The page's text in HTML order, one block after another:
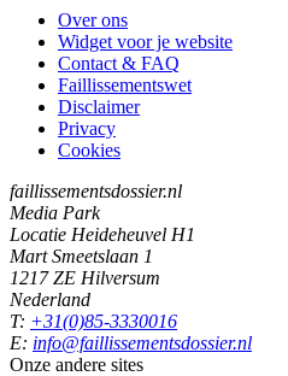
Over ons
Widget voor je website
Contact & FAQ
Faillissementswet
Disclaimer
Privacy
Cookies
faillissementsdossier.nl
Media Park
Locatie Heideheuvel H1
Mart Smeetslaan 1
1217 ZE Hilversum
Nederland
T: +31(0)85-3330016
E: info@faillissementsdossier.nl
Onze andere sites